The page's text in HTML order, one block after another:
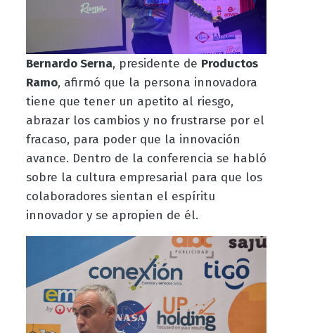
Bernardo Serna, presidente de Productos
Ramo, afirmó que la persona innovadora
tiene que tener un apetito al riesgo,
abrazar los cambios y no frustrarse por el
fracaso, para poder que la innovación
avance. Dentro de la conferencia se habló
sobre la cultura empresarial para que los
colaboradores sientan el espíritu
innovador y se apropien de él.